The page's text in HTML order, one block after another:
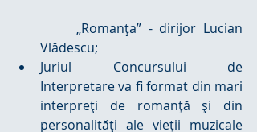
Vlădescu;
Juriul Concursului de
Interpretare va fi format din mari
interpreţi de romanţă şi din
personalităţi ale vieţii muzicale